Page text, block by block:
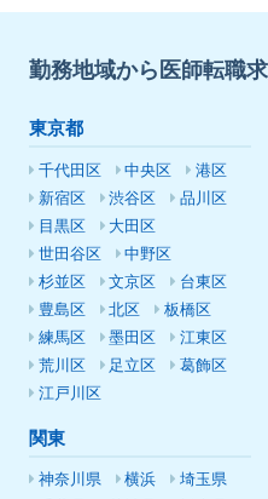
勤務地域から医師転職
東京都
千代田区 中央区
港区
新宿区
渋谷区
品川区
目黒区
大田区
世田谷区
中野区
杉並区
文京区
台東区
豊島区
北区
板橋区
練馬区
墨田区
江東区
荒川区
足立区
葛飾区
江戸川区
関東
神奈川県 横浜
埼玉県